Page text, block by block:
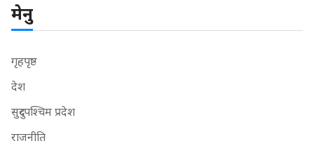
मेनु
गृहपृष्ठ
देश
सुदुरपश्चिम प्रदेश
राजनीति